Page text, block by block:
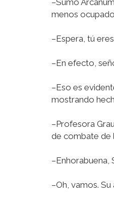
menos
–Espera, tú
–En efecto,
–Eso es
mostrando
–Profesora
de combate de
–Enhorabuena,
–Oh, vamos.